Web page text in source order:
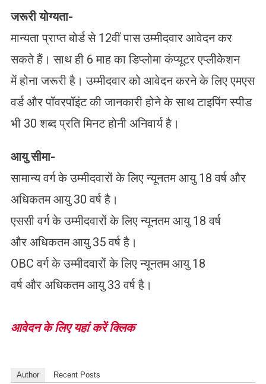
जरूरी योग्यता-
मान्यता प्राप्त बोर्ड से 12वीं पास उम्मीदवार आवेदन कर
सकते हैं। साथ ही 6 माह का डिप्लोमा कंप्यूटर एप्लीकेशन
में होना जरूरी है। उम्मीदवार को आवेदन करने के लिए एमएस
वर्ड और पॉवरपॉइंट की जानकारी होने के साथ टाइपिंग स्पीड
भी 30 शब्द प्रति मिनट होनी अनिवार्य है।
आयु सीमा-
सामान्य वर्ग के उम्मीदवारों के लिए न्यूनतम आयु 18 वर्ष और
अधिकतम आयु 30 वर्ष है।
एससी वर्ग के उम्मीदवारों के लिए न्यूनतम आयु 18 वर्ष
और अधिकतम आयु 35 वर्ष है।
OBC वर्ग के उम्मीदवारों के लिए न्यूनतम आयु 18
वर्ष और अधिकतम आयु 33 वर्ष है।
आवेदन के लिए यहां करें क्लिक
Author Recent Posts